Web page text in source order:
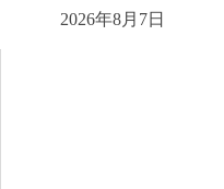
2026年8月7日